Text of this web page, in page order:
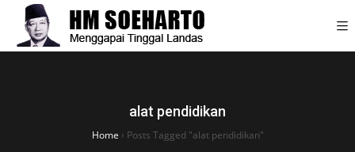
alat pendidikan
Home › Posts Tagged "alat pendidikan"